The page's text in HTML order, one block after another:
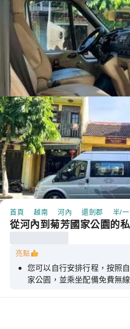
首頁 越南 河內 還劍郡 半/
從河內到菊芳國家公園的
亮點
您可以自行安排行程，按照
家公園，並乘坐配備免費無